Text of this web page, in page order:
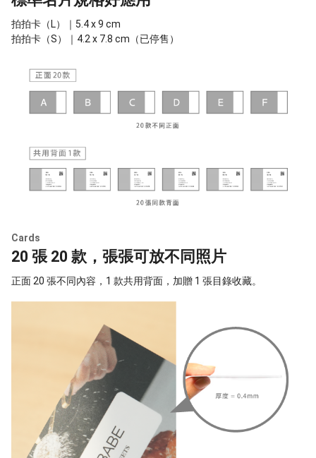
拍拍卡（L）｜5.4 x 9 cm
拍拍卡（S）｜4.2 x 7.8 cm（已停售）
Cards
20 張 20 款，張張可放不同照片
正面 20 張不同內容，1 款共用背面，加贈 1 張目錄收藏。